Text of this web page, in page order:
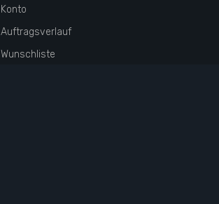
Konto
Auftragsverlauf
Wunschliste